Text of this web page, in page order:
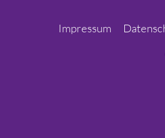
Impressum